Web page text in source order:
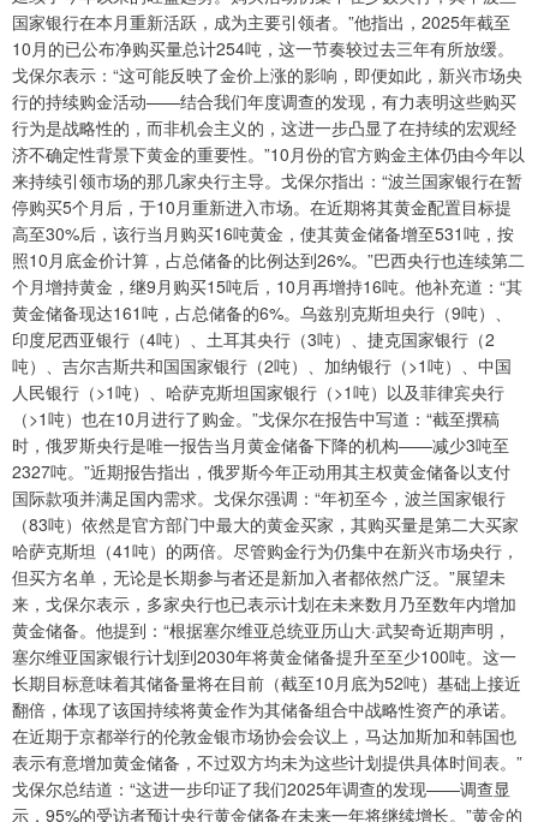
国家银行在本月重新活跃，成为主要引领者。”他指出，2025年截至
10月的已公布净购买量总计254吨，这一节奏较过去三年有所放缓。
戈保尔表示：“这可能反映了金价上涨的影响，即便如此，新兴市场央
行的持续购金活动——结合我们年度调查的发现，有力表明这些购买
行为是战略性的，而非机会主义的，这进一步凸显了在持续的宏观经
济不确定性背景下黄金的重要性。”10月份的官方购金主体仍由今年以
来持续引领市场的那几家央行主导。戈保尔指出：“波兰国家银行在暂
停购买5个月后，于10月重新进入市场。在近期将其黄金配置目标提
高至30%后，该行当月购买16吨黄金，使其黄金储备增至531吨，按
照10月底金价计算，占总储备的比例达到26%。”巴西央行也连续第二
个月增持黄金，继9月购买15吨后，10月再增持16吨。他补充道：“其
黄金储备现达161吨，占总储备的6%。乌兹别克斯坦央行（9吨）、
印度尼西亚银行（4吨）、土耳其央行（3吨）、捷克国家银行（2
吨）、吉尔吉斯共和国国家银行（2吨）、加纳银行（>1吨）、中国
人民银行（>1吨）、哈萨克斯坦国家银行（>1吨）以及菲律宾央行
（>1吨）也在10月进行了购金。”戈保尔在报告中写道：“截至撰稿
时，俄罗斯央行是唯一报告当月黄金储备下降的机构——减少3吨至
2327吨。”近期报告指出，俄罗斯今年正动用其主权黄金储备以支付
国际款项并满足国内需求。戈保尔强调：“年初至今，波兰国家银行
（83吨）依然是官方部门中最大的黄金买家，其购买量是第二大买家
哈萨克斯坦（41吨）的两倍。尽管购金行为仍集中在新兴市场央行，
但买方名单，无论是长期参与者还是新加入者都依然广泛。”展望未
来，戈保尔表示，多家央行也已表示计划在未来数月乃至数年内增加
黄金储备。他提到：“根据塞尔维亚总统亚历山大·武契奇近期声明，
塞尔维亚国家银行计划到2030年将黄金储备提升至至少100吨。这一
长期目标意味着其储备量将在目前（截至10月底为52吨）基础上接近
翻倍，体现了该国持续将黄金作为其储备组合中战略性资产的承诺。
在近期于京都举行的伦敦金银市场协会会议上，马达加斯加和韩国也
表示有意增加黄金储备，不过双方均未为这些计划提供具体时间表。”
戈保尔总结道：“这进一步印证了我们2025年调查的发现——调查显
示，95%的受访者预计央行黄金储备在未来一年将继续增长。”黄金的